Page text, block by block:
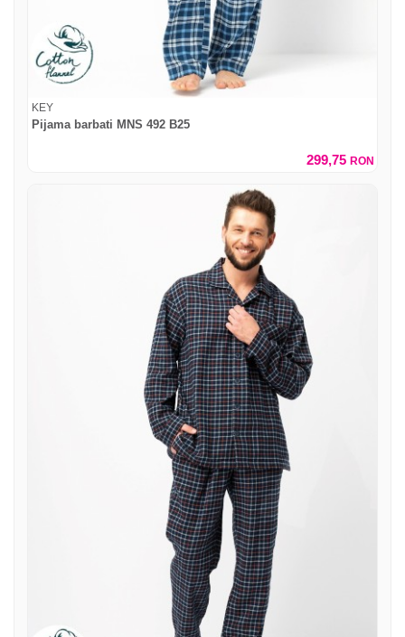
KEY
Pijama barbati MNS 492 B25
299,75 RON